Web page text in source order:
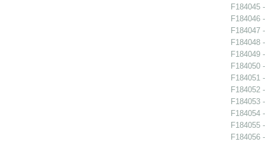
F184045
F184046
F184047
F184048
F184049
F184050
F184051
F184052
F184053
F184054
F184055
F184056